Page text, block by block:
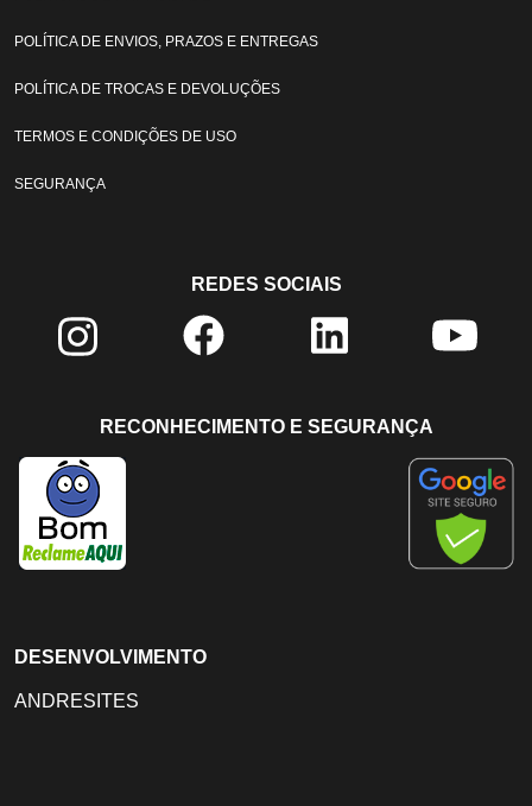
POLÍTICA DE ENVIOS, PRAZOS E ENTREGAS
POLÍTICA DE TROCAS E DEVOLUÇÕES
TERMOS E CONDIÇÕES DE USO
SEGURANÇA
REDES SOCIAIS
RECONHECIMENTO E SEGURANÇA
DESENVOLVIMENTO
ANDRESITES